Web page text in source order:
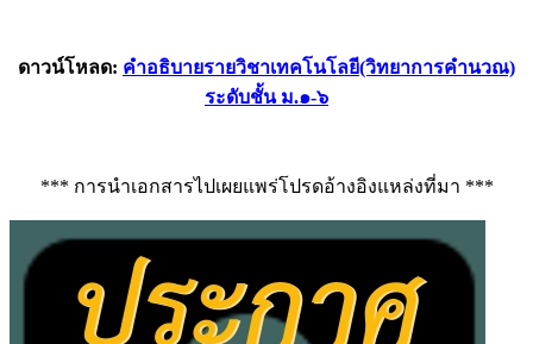
ดาวน์โหลด: คำอธิบายรายวิชาเทคโนโลยี(วิทยาการคำนวณ)
ระดับชั้น ม.๑-๖
*** การนำเอกสารไปเผยแพร่โปรดอ้างอิงแหล่งที่มา ***